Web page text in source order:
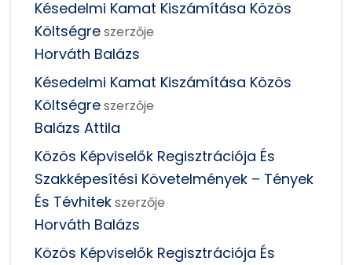
Késedelmi Kamat Kiszámítása Közös
Költségreszerzője
Horváth Balázs
Késedelmi Kamat Kiszámítása Közös
Költségreszerzője
Balázs Attila
Közös Képviselők Regisztrációja És
Szakképesítési Követelmények – Tények
És Tévhitekszerzője
Horváth Balázs
Közös Képviselők Regisztrációja És